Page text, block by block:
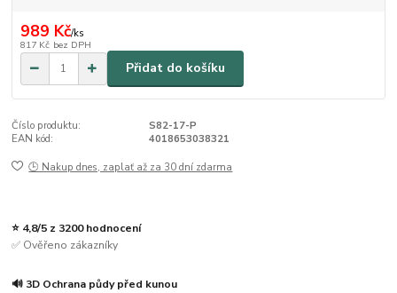
989 Kč/ks
817 Kč bez DPH
Přidat do košíku
Číslo produktu:
S82-17-P
EAN kód:
4018653038321
🕒 Nakup dnes, zaplať až za 30 dní zdarma
⭐ 4,8/5 z 3200 hodnocení
✅ Ověřeno zákazníky
🔊 3D Ochrana půdy před kunou